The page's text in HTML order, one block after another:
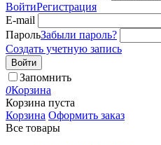
ВойтиРегистрация
E-mail
ПарольЗабыли пароль?
Создать учетную запись
Войти
Запомнить
0Корзина
Корзина пуста
Корзина Оформить заказ
Все товары